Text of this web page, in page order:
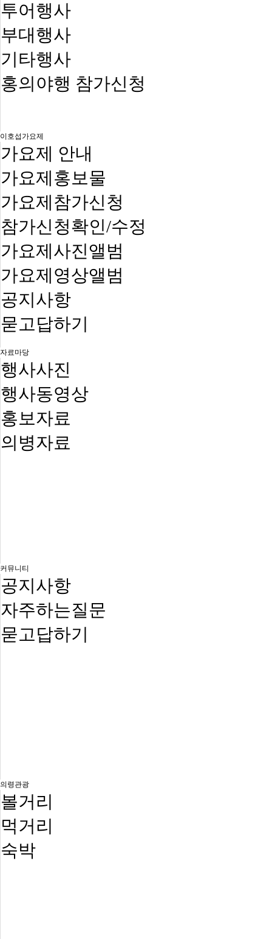
투어행사
부대행사
기타행사
홍의야행 참가신청
이호섭가요제
가요제 안내
가요제홍보물
가요제참가신청
참가신청확인/수정
가요제사진앨범
가요제영상앨범
공지사항
묻고답하기
자료마당
행사사진
행사동영상
홍보자료
의병자료
커뮤니티
공지사항
자주하는질문
묻고답하기
의령관광
볼거리
먹거리
숙박